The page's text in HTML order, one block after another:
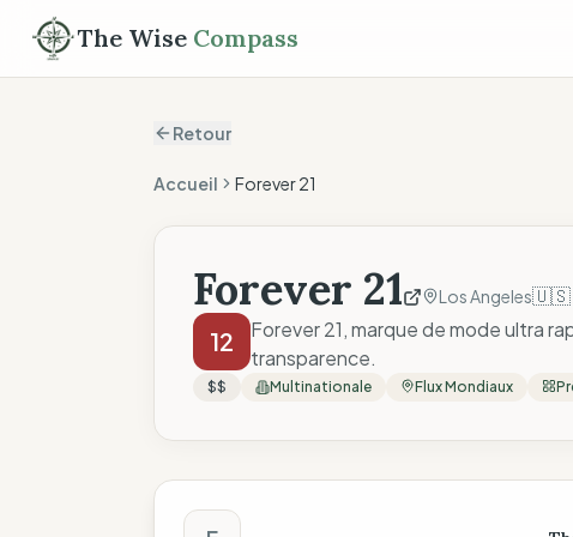
The Wise Compass
Retour
Accueil Forever 21
Forever 21 Los Angeles🇺🇸
12
Forever 21, marque de mode ultra
transparence.
$$ Multinationale Flux Mondiaux
Score The Wise